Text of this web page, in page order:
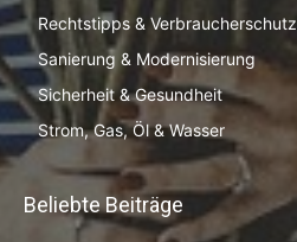
Rechtstipps & Verbraucherschutz
Sanierung & Modernisierung
Sicherheit & Gesundheit
Strom, Gas, Öl & Wasser
Beliebte Beiträge